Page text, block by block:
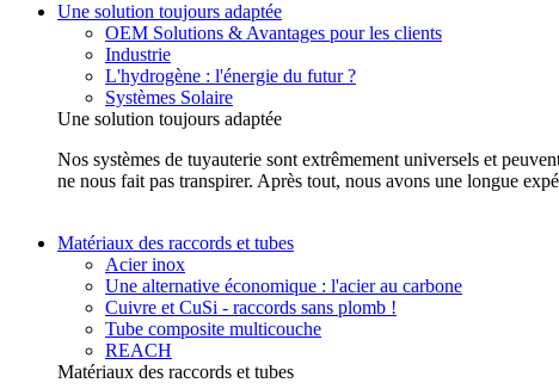
Une solution toujours adaptée
OEM Solutions & Avantages pour les clients
Industrie
L'hydrogène : l'énergie du futur ?
Systèmes Solaire
Une solution toujours adaptée
Nos systèmes de tuyauterie sont extrêmement universels et
ne nous fait pas transpirer. Après tout, nous avons une longue
Matériaux des raccords et tubes
Acier inox
Une alternative économique : l'acier au carbone
Cuivre et CuSi - raccords sans plomb !
Tube composite multicouche
REACH
Matériaux des raccords et tubes